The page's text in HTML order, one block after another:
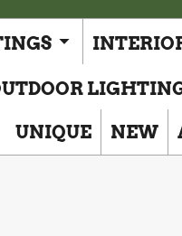
UNIQUE
NEW